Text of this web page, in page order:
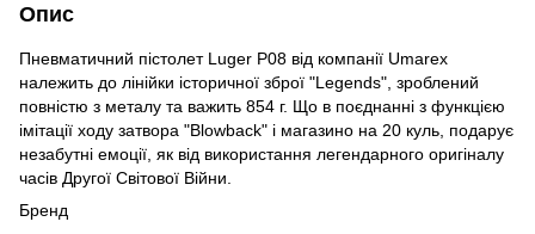
Опис
Пневматичний пістолет Luger P08 від компанії Umarex
належить до лінійки історичної зброї "Legends", зроблений
повністю з металу та важить 854 г. Що в поєднанні з функцією
імітації ходу затвора "Blowback" і магазино на 20 куль, подарує
незабутні емоції, як від використання легендарного оригіналу
часів Другої Світової Війни.
Бренд